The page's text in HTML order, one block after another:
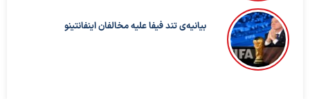
بیانیه‌ی تند فیفا علیه مخالفان اینفانتینو